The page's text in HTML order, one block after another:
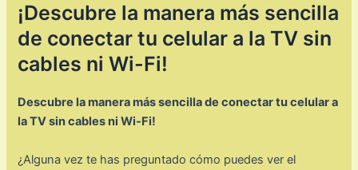
¡Descubre la manera más sencilla
de conectar tu celular a la TV sin
cables ni Wi-Fi!
Descubre la manera más sencilla de conectar tu celular a
la TV sin cables ni Wi-Fi!
¿Alguna vez te has preguntado cómo puedes ver el